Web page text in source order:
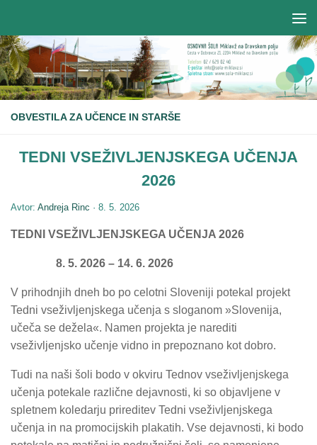
OBVESTILA ZA UČENCE IN STARŠE
TEDNI VSEŽIVLJENJSKEGA UČENJA
2026
Avtor: Andreja Rinc · 8. 5. 2026
TEDNI VSEŽIVLJENJSKEGA UČENJA 2026
8. 5. 2026 – 14. 6. 2026
V prihodnjih dneh bo po celotni Sloveniji potekal projekt
Tedni vseživljenjskega učenja s sloganom »Slovenija,
učeča se dežela«. Namen projekta je narediti
vseživljenjsko učenje vidno in prepoznano kot dobro.
Tudi na naši šoli bodo v okviru Tednov vseživljenjskega
učenja potekale različne dejavnosti, ki so objavljene v
spletnem koledarju prireditev Tedni vseživljenjskega
učenja in na promocijskih plakatih. Vse dejavnosti, ki bodo